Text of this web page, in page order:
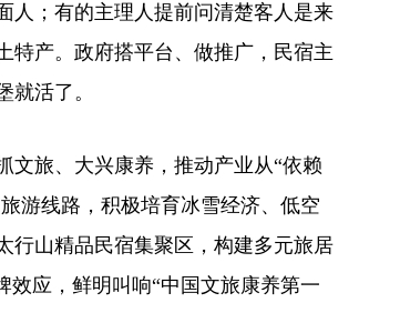
人；有的主理人提前问清楚客人是来
特产。政府搭平台、做推广，民宿主
活了。
文旅、大兴康养，推动产业从“依赖
游线路，积极培育冰雪经济、低空
行山精品民宿集聚区，构建多元旅居
效应，鲜明叫响“中国文旅康养第一